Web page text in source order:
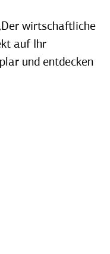
wirtschaftliche
auf Ihr
und entdecken